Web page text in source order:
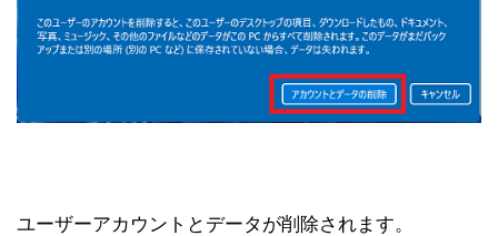
ユーザーアカウントとデータが削除されます。